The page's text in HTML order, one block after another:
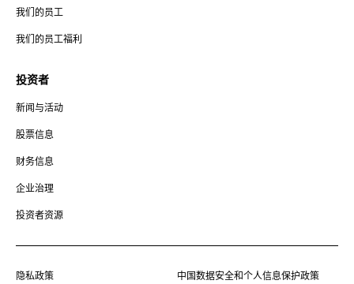
我们的员工
我们的员工福利
投资者
新闻与活动
股票信息
财务信息
企业治理
投资者资源
隐私政策 中国数据安全和个人信息保护政策